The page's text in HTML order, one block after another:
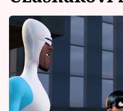
Celebrity
Vztahy
Seriály